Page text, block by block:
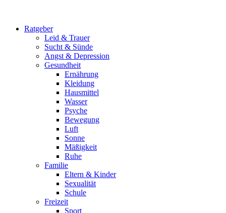
Ratgeber
Leid & Trauer
Sucht & Sünde
Angst & Depression
Gesundheit
Ernährung
Kleidung
Hausmittel
Wasser
Psyche
Bewegung
Luft
Sonne
Mäßigkeit
Ruhe
Familie
Eltern & Kinder
Sexualität
Schule
Freizeit
Sport